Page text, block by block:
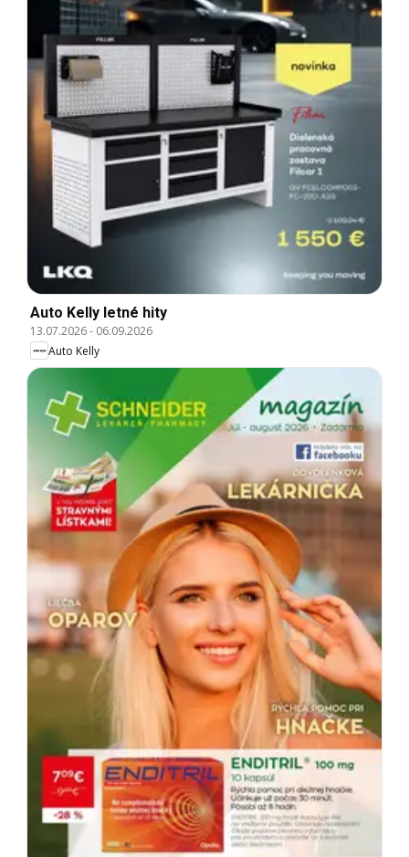
Auto Kelly letné hity
13.07.2026- 06.09.2026
Auto Kelly